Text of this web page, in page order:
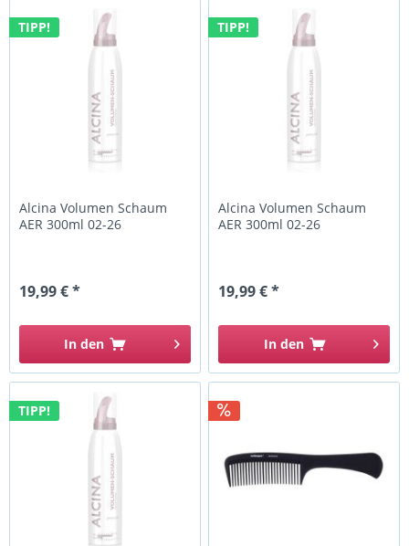
TIPP!
Alcina Volumen Schaum
AER 300ml 02-26
19,99 € *
In den
TIPP!
Alcina Volumen Schaum
AER 300ml 02-26
19,99 € *
In den
TIPP!